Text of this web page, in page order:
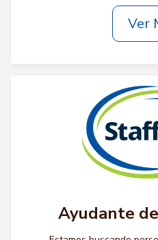
Ver
Ayudante